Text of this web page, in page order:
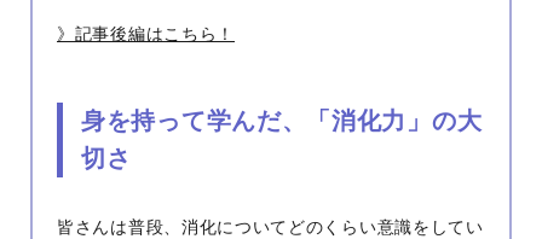
》記事後編はこちら！
身を持って学んだ、「消化力」の大
切さ
皆さんは普段、消化についてどのくらい意識をしてい